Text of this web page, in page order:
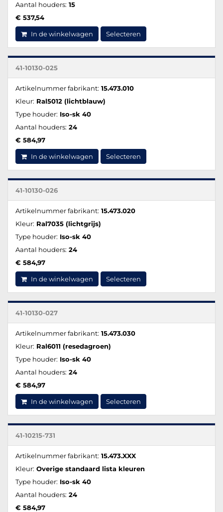
Aantal houders: 15
€ 537,54
In de winkelwagen Selecteren
41-10130-025
Artikelnummer fabrikant: 15.473.010
Kleur: Ral5012 (lichtblauw)
Type houder: Iso-sk 40
Aantal houders: 24
€ 584,97
In de winkelwagen Selecteren
41-10130-026
Artikelnummer fabrikant: 15.473.020
Kleur: Ral7035 (lichtgrijs)
Type houder: Iso-sk 40
Aantal houders: 24
€ 584,97
In de winkelwagen Selecteren
41-10130-027
Artikelnummer fabrikant: 15.473.030
Kleur: Ral6011 (resedagroen)
Type houder: Iso-sk 40
Aantal houders: 24
€ 584,97
In de winkelwagen Selecteren
41-10215-731
Artikelnummer fabrikant: 15.473.XXX
Kleur: Overige standaard lista kleuren
Type houder: Iso-sk 40
Aantal houders: 24
€ 584,97